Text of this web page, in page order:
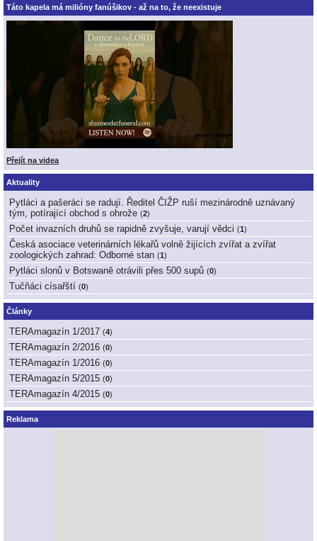
Táto kapela má milióny fanúšikov - až na to, že neexistuje
Přejít na videa
Aktuality
Pytláci a pašeráci se radují. Ředitel ČIŽP ruší mezinárodně uznávaný
tým, potírající obchod s ohrože (2)
Počet invazních druhů se rapidně zvyšuje, varují vědci (1 )
Česká asociace veterinárních lékařů volně žijících zvířat a zvířat
zoologických zahrad: Odborné stan (1 )
Pytláci slonů v Botswaně otrávili přes 500 supů (0)
Tučňáci císařští (0)
Články
TERAmagazín 1/2017 (4)
TERAmagazín 2/2016 (0)
TERAmagazín 1/2016 (0)
TERAmagazín 5/2015 (0)
TERAmagazín 4/2015 (0)
Reklama